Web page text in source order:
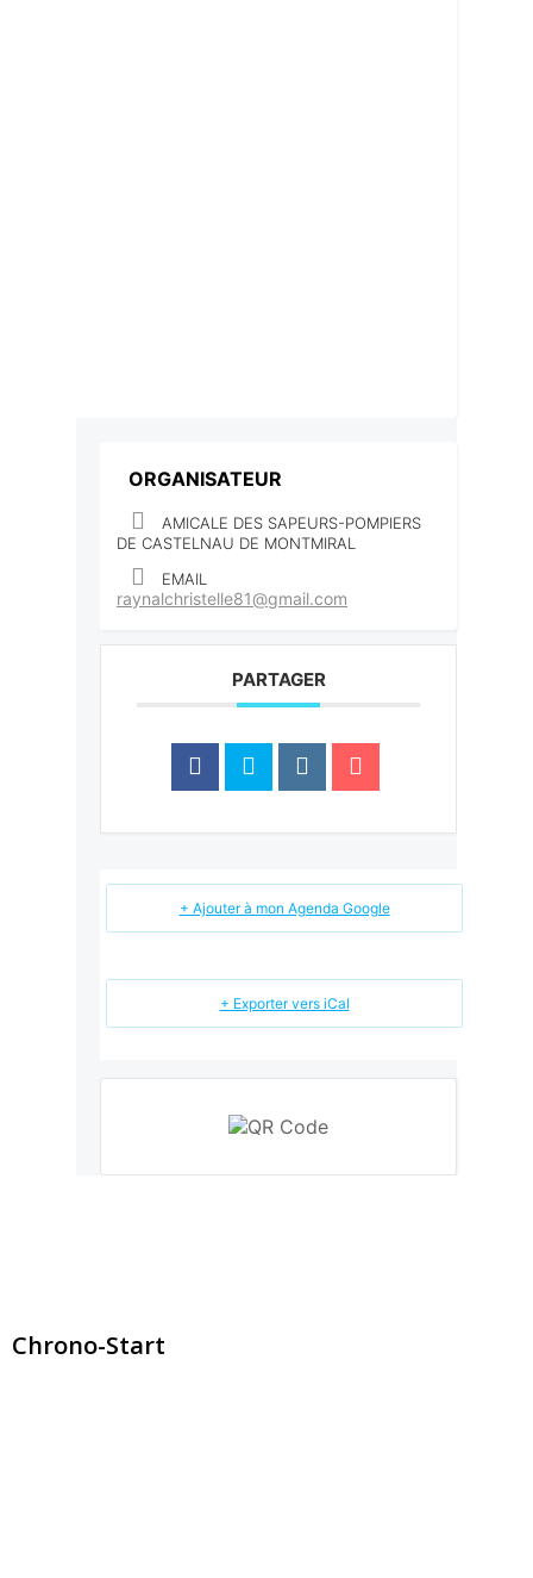
ORGANISATEUR
AMICALE DES SAPEURS-POMPIERS
DE CASTELNAU DE MONTMIRAL
EMAIL
raynalchristelle81@gmail.com
PARTAGER
+ Ajouter à mon Agenda Google
+ Exporter vers iCal
Chrono-Start